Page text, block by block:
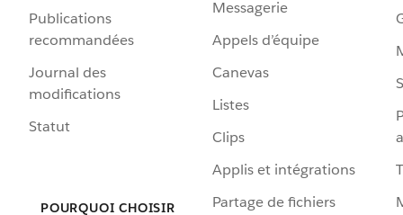
Publications
recommandées
Journal des
modifications
Statut
POURQUOI CHOISIR
Messagerie
Appels d’équipe
Canevas
Listes
Clips
Applis et intégrations
Partage de fichiers